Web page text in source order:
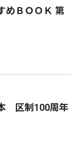
めＢＯＯＫ 第
区制100周年